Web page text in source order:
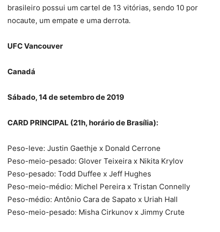
brasileiro possui um cartel de 13 vitórias, sendo 10 por
nocaute, um empate e uma derrota.
UFC Vancouver
Canadá
Sábado, 14 de setembro de 2019
CARD PRINCIPAL (21h, horário de Brasília):
Peso-leve: Justin Gaethje x Donald Cerrone
Peso-meio-pesado: Glover Teixeira x Nikita Krylov
Peso-pesado: Todd Duffee x Jeff Hughes
Peso-meio-médio: Michel Pereira x Tristan Connelly
Peso-médio: Antônio Cara de Sapato x Uriah Hall
Peso-meio-pesado: Misha Cirkunov x Jimmy Crute